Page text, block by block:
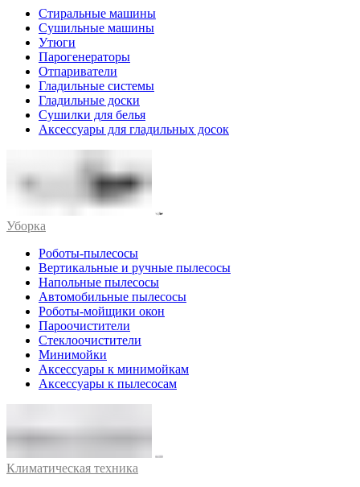
Стиральные машины
Сушильные машины
Утюги
Парогенераторы
Отпариватели
Гладильные системы
Гладильные доски
Сушилки для белья
Аксессуары для гладильных досок
Уборка
Роботы-пылесосы
Вертикальные и ручные пылесосы
Напольные пылесосы
Автомобильные пылесосы
Роботы-мойщики окон
Пароочистители
Стеклоочистители
Минимойки
Аксессуары к минимойкам
Аксессуары к пылесосам
Климатическая техника